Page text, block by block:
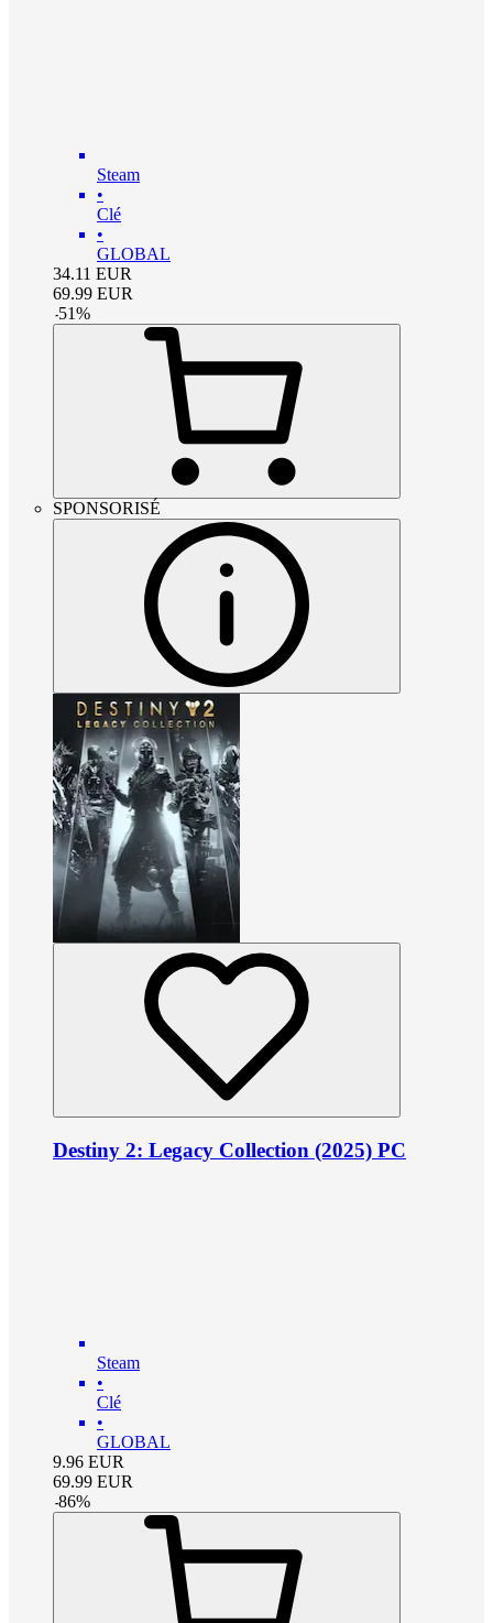
Steam
•
Clé
•
GLOBAL
34.11 EUR
69.99 EUR
-51%
SPONSORISÉ
Destiny 2: Legacy Collection (2025) PC
Steam
•
Clé
•
GLOBAL
9.96 EUR
69.99 EUR
-86%